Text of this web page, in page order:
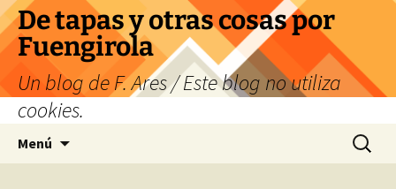
Saltar
al
contenido
De tapas y otras cosas por
Fuengirola
Un blog de F. Ares / Este blog no utiliza
cookies.
Menú Buscar: